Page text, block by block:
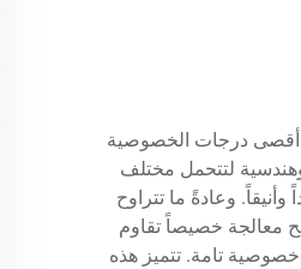
أقصى درجات الخصوصية
وهندسية لتتحمل مختلف
وعادةً ما تتراوح
أسطح معالجة خصيصاً تقاوم
خصوصية تامة. تتميز هذه